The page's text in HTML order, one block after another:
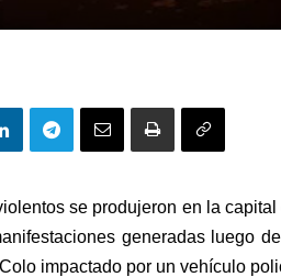
se produjeron en la
generadas luego
impactado por un vehículo